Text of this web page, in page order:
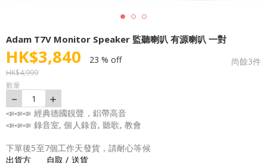
Adam T7V Monitor Speaker 監聽喇叭 有源喇叭 一對
HK$3,840 23 % off 尚餘3件
HK$4,999
數量
－ 1 ＋
📣📣📣 經典德國靚聲，鋁帶高音
📣📣📣 錄音室, 個人錄音, 聽歌, 教會
下單後5至7個工作天發貨，請耐心等候
出貨方
自取 / 送貨